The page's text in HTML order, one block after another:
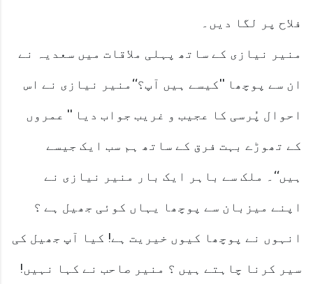
فلاح پر لگا دیں۔
منیر نیازی کے ساتھ پہلی ملاقات میں سعدیہ نے
ان سے پوچھا ''کیسے ہیں آپ؟‘‘منیر نیازی نے اس
احوال پُرسی کا عجیب و غریب جواب دیا '' عمروں
کے تھوڑے بہت فرق کے ساتھ ہم سب ایک جیسے
ہیں‘‘۔ ملک سے باہر ایک بار منیر نیازی نے
اپنے میزبان سے پوچھا یہاں کوئی جھیل ہے ؟
انہوں نے پوچھا کیوں خیریت ہے! کیا آپ جھیل کی
سیر کرنا چاہتے ہیں ؟ منیر صاحب نے کہا نہیں!